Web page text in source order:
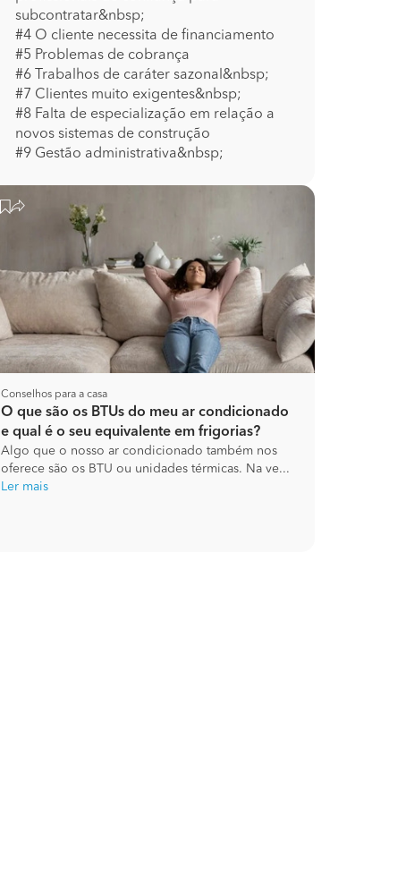
subcontratar&nbsp;
#4 O cliente necessita de financiamento
#5 Problemas de cobrança
#6 Trabalhos de caráter sazonal&nbsp;
#7 Clientes muito exigentes&nbsp;
#8 Falta de especialização em relação a
novos sistemas de construção
#9 Gestão administrativa&nbsp;
Conselhos para a casa
O que são os BTUs do meu ar condicionado
e qual é o seu equivalente em frigorias?
Algo que o nosso ar condicionado também nos
oferece são os BTU ou unidades térmicas. Na ve...
Ler mais